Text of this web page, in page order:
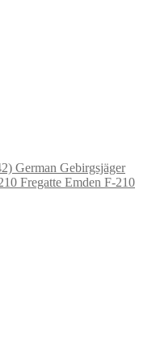
German Gebirgsjäger
Fregatte Emden F-210